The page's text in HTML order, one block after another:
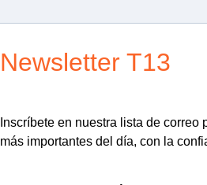
Newsletter T13
Inscríbete en nuestra lista de
más importantes del día, con la